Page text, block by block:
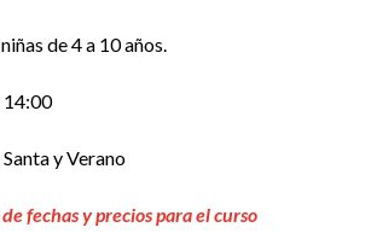
de 4 a 10 años.
Santa y Verano
fechas y precios para el curso